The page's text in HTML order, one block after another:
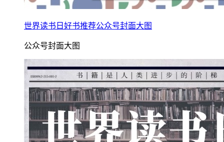
世界读书日好书推荐公众号封面大图
公众号封面大图